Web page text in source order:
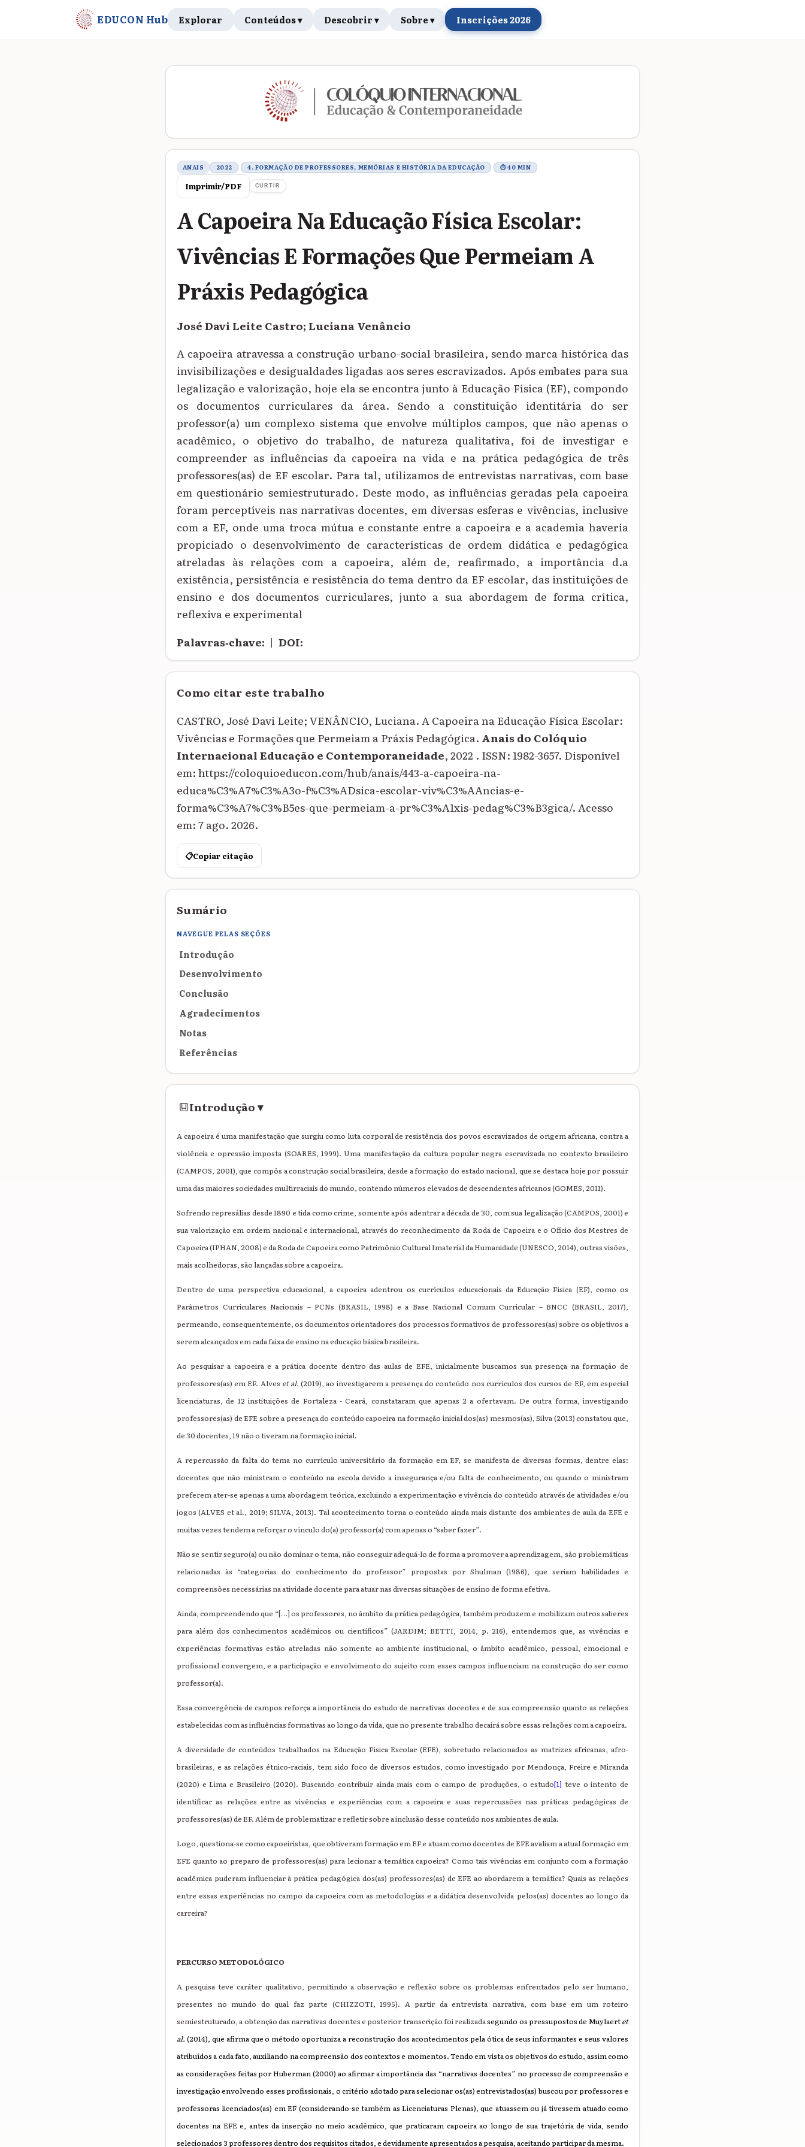
EDUCON Hub Explorar Conteúdos ▾ Descobrir ▾ Sobre ▾ Inscrições 2026
Metadados do trabalho
ANAIS 2022 4. FORMAÇÃO DE PROFESSORES, MEMÓRIAS E HISTÓRIA DA EDUCAÇÃO ⏱ 40 MIN
Imprimir/PDF CURTIR
A Capoeira Na Educação Física Escolar:
Vivências E Formações Que Permeiam A
Práxis Pedagógica
José Davi Leite Castro; Luciana Venâncio
A capoeira atravessa a construção urbano-social brasileira, sendo marca histórica das
invisibilizações e desigualdades ligadas aos seres escravizados. Após embates para sua
legalização e valorização, hoje ela se encontra junto à Educação Física (EF), compondo
os documentos curriculares da área. Sendo a constituição identitária do ser
professor(a) um complexo sistema que envolve múltiplos campos, que não apenas o
acadêmico, o objetivo do trabalho, de natureza qualitativa, foi de investigar e
compreender as influências da capoeira na vida e na prática pedagógica de três
professores(as) de EF escolar. Para tal, utilizamos de entrevistas narrativas, com base
em questionário semiestruturado. Deste modo, as influências geradas pela capoeira
foram perceptíveis nas narrativas docentes, em diversas esferas e vivências, inclusive
com a EF, onde uma troca mútua e constante entre a capoeira e a academia haveria
propiciado o desenvolvimento de características de ordem didática e pedagógica
atreladas às relações com a capoeira, além de, reafirmado, a importância d.a
existência, persistência e resistência do tema dentro da EF escolar, das instituições de
ensino e dos documentos curriculares, junto a sua abordagem de forma crítica,
reflexiva e experimental
Palavras‑chave: | DOI:
Como citar este trabalho
CASTRO, José Davi Leite; VENÂNCIO, Luciana. A Capoeira na Educação Física Escolar:
Vivências e Formações que Permeiam a Práxis Pedagógica. Anais do Colóquio
Internacional Educação e Contemporaneidade, 2022 . ISSN: 1982-3657. Disponível
em: https://coloquioeducon.com/hub/anais/443-a-capoeira-na-
educa%C3%A7%C3%A3o-f%C3%ADsica-escolar-viv%C3%AAncias-e-
forma%C3%A7%C3%B5es-que-permeiam-a-pr%C3%A1xis-pedag%C3%B3gica/. Acesso
em: 7 ago. 2026.
📋Copiar citação
Sumário
NAVEGUE PELAS SEÇÕES
Introdução
Desenvolvimento
Conclusão
Agradecimentos
Notas
Referências
Introdução▾
A capoeira é uma manifestação que surgiu como luta corporal de resistência dos povos escravizados de origem africana, contra a
violência e opressão imposta (SOARES, 1999). Uma manifestação da cultura popular negra escravizada no contexto brasileiro
(CAMPOS, 2001), que compôs a construção social brasileira, desde a formação do estado nacional, que se destaca hoje por possuir
uma das maiores sociedades multirraciais do mundo, contendo números elevados de descendentes africanos (GOMES, 2011).
Sofrendo represálias desde 1890 e tida como crime, somente após adentrar a década de 30, com sua legalização (CAMPOS, 2001) e
sua valorização em ordem nacional e internacional, através do reconhecimento da Roda de Capoeira e o Ofício dos Mestres de
Capoeira (IPHAN, 2008) e da Roda de Capoeira como Patrimônio Cultural Imaterial da Humanidade (UNESCO, 2014), outras visões,
mais acolhedoras, são lançadas sobre a capoeira.
Dentro de uma perspectiva educacional, a capoeira adentrou os currículos educacionais da Educação Física (EF), como os
Parâmetros Curriculares Nacionais – PCNs (BRASIL, 1998) e a Base Nacional Comum Curricular – BNCC (BRASIL, 2017),
permeando, consequentemente, os documentos orientadores dos processos formativos de professores(as) sobre os objetivos a
serem alcançados em cada faixa de ensino na educação básica brasileira.
Ao pesquisar a capoeira e a prática docente dentro das aulas de EFE, inicialmente buscamos sua presença na formação de
professores(as) em EF. Alves et al. (2019), ao investigarem a presença do conteúdo nos currículos dos cursos de EF, em especial
licenciaturas, de 12 instituições de Fortaleza - Ceará, constataram que apenas 2 a ofertavam. De outra forma, investigando
professores(as) de EFE sobre a presença do conteúdo capoeira na formação inicial dos(as) mesmos(as), Silva (2013) constatou que,
de 30 docentes, 19 não o tiveram na formação inicial.
A repercussão da falta do tema no currículo universitário da formação em EF, se manifesta de diversas formas, dentre elas:
docentes que não ministram o conteúdo na escola devido a insegurança e/ou falta de conhecimento, ou quando o ministram
preferem ater-se apenas a uma abordagem teórica, excluindo a experimentação e vivência do conteúdo através de atividades e/ou
jogos (ALVES et al., 2019; SILVA, 2013). Tal acontecimento torna o conteúdo ainda mais distante dos ambientes de aula da EFE e
muitas vezes tendem a reforçar o vínculo do(a) professor(a) com apenas o “saber fazer”.
Não se sentir seguro(a) ou não dominar o tema, não conseguir adequá-lo de forma a promover a aprendizagem, são problemáticas
relacionadas às “categorias do conhecimento do professor” propostas por Shulman (1986), que seriam habilidades e
compreensões necessárias na atividade docente para atuar nas diversas situações de ensino de forma efetiva.
Ainda, compreendendo que “[…] os professores, no âmbito da prática pedagógica, também produzem e mobilizam outros saberes
para além dos conhecimentos acadêmicos ou científicos” (JARDIM; BETTI, 2014, p. 216), entendemos que, as vivências e
experiências formativas estão atreladas não somente ao ambiente institucional, o âmbito acadêmico, pessoal, emocional e
profissional convergem, e a participação e envolvimento do sujeito com esses campos influenciam na construção do ser como
professor(a).
Essa convergência de campos reforça a importância do estudo de narrativas docentes e de sua compreensão quanto as relações
estabelecidas com as influências formativas ao longo da vida, que no presente trabalho decairá sobre essas relações com a capoeira.
A diversidade de conteúdos trabalhados na Educação Física Escolar (EFE), sobretudo relacionados as matrizes africanas, afro-
brasileiras, e as relações étnico-raciais, tem sido foco de diversos estudos, como investigado por Mendonça, Freire e Miranda
(2020) e Lima e Brasileiro (2020). Buscando contribuir ainda mais com o campo de produções, o estudo[1] teve o intento de
identificar as relações entre as vivências e experiências com a capoeira e suas repercussões nas práticas pedagógicas de
professores(as) de EF. Além de problematizar e refletir sobre a inclusão desse conteúdo nos ambientes de aula.
Logo, questiona-se como capoeiristas, que obtiveram formação em EF e atuam como docentes de EFE avaliam a atual formação em
EFE quanto ao preparo de professores(as) para lecionar a temática capoeira? Como tais vivências em conjunto com a formação
acadêmica puderam influenciar à prática pedagógica dos(as) professores(as) de EFE ao abordarem a temática? Quais as relações
entre essas experiências no campo da capoeira com as metodologias e a didática desenvolvida pelos(as) docentes ao longo da
carreira?
PERCURSO METODOLÓGICO
A pesquisa teve caráter qualitativo, permitindo a observação e reflexão sobre os problemas enfrentados pelo ser humano,
presentes no mundo do qual faz parte (CHIZZOTI, 1995). A partir da entrevista narrativa, com base em um roteiro
semiestruturado, a obtenção das narrativas docentes e posterior transcrição foi realizadasegundo os pressupostos de Muylaertet
al. (2014), que afirma que o método oportuniza a reconstrução dos acontecimentos pela ótica de seus informantes e seus valores
atribuídos a cada fato, auxiliando na compreensão dos contextos e momentos. Tendo em vista os objetivos do estudo, assim como
as considerações feitas por Huberman (2000) ao afirmar a importância das “narrativas docentes” no processo de compreensão e
investigação envolvendo esses profissionais, o critério adotado para selecionar os(as) entrevistados(as) buscou por professores e
professoras licenciados(as) em EF (considerando-se também as Licenciaturas Plenas), que atuassem ou já tivessem atuado como
docentes na EFE e, antes da inserção no meio acadêmico, que praticaram capoeira ao longo de sua trajetória de vida, sendo
selecionados 3 professores dentro dos requisitos citados, e devidamente apresentados a pesquisa, aceitando participar da mesma.